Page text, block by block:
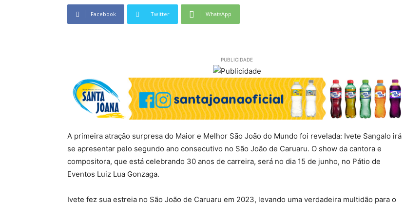
Facebook Twitter WhatsApp
PUBLICIDADE
A primeira atração surpresa do Maior e Melhor São João do Mundo foi revelada: Ivete Sangalo irá
se apresentar pelo segundo ano consecutivo no São João de Caruaru. O show da cantora e
compositora, que está celebrando 30 anos de carreira, será no dia 15 de junho, no Pátio de
Eventos Luiz Lua Gonzaga.
Ivete fez sua estreia no São João de Caruaru em 2023, levando uma verdadeira multidão para o